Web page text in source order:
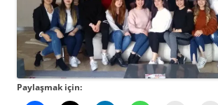
Paylaşmak için: